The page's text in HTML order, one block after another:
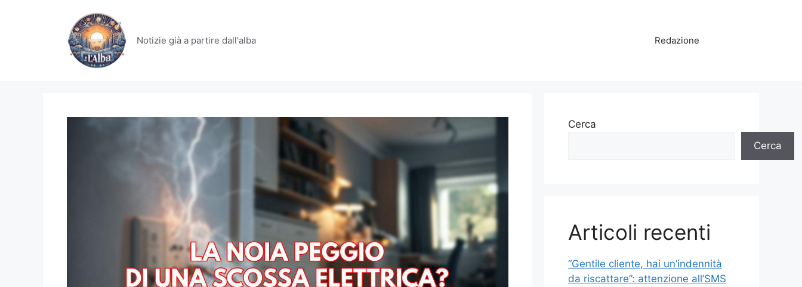
Notizie già a partire dall'alba Redazione
Cerca
Cerca
Articoli recenti
“Gentile cliente, hai un’indennità
da riscattare”: attenzione all’SMS